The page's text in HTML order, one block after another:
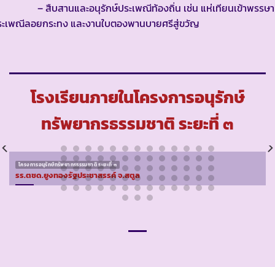
บสานและอนุรักษ์ประเพณีท้องถิ่น เช่น แห่เทียนเข้าพรรษา
เพณีลอยกระทง และงานใบตองพานบายศรีสู่ขวัญ
โรงเรียนภายในโครงการอนุรักษ์
ทรัพยากรธรรมชาติ ระยะที่ ๓
โครงการอนุรักษ์ทรัพยากรธรรมชาติ ระยะที่ ๓
รร.ตชด.ยูงทองรัฐประชาสรรค์ จ.สตูล